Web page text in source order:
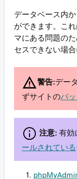
データベース内
ができます。こ
マにある問題の
セスできない場合
警告:デー
ずサイトのバ
注意: 有効
ールされている